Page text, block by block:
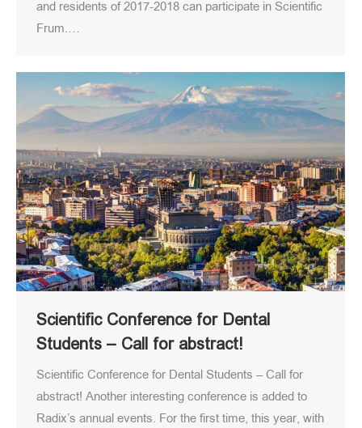
and residents of 2017-2018 can participate in Scientific
Frum.…
Scientific Conference for Dental
Students – Call for abstract!
Scientific Conference for Dental Students – Call for
abstract! Another interesting conference is added to
Radix’s annual events. For the first time, this year, with